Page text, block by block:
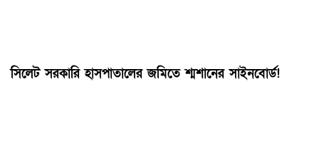
সিলেট সরকারি হাসপাতালের জমিতে শ্মশানের সাইনবোর্ড!